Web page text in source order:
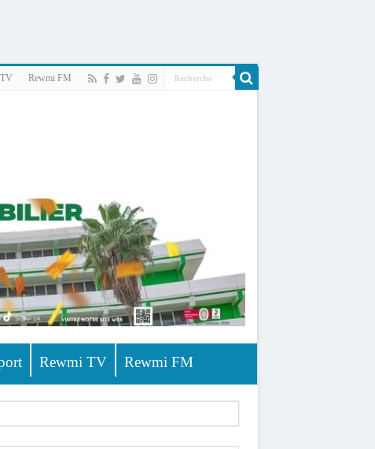
Rewmi FM
Rewmi TV Rewmi FM